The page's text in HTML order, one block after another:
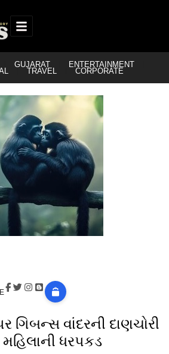
GUJARAT ENTERTAINMENT
TRAVEL CORPORATE
ગિબન્સ વાંદરની દાણચોરી
ધરપકડ